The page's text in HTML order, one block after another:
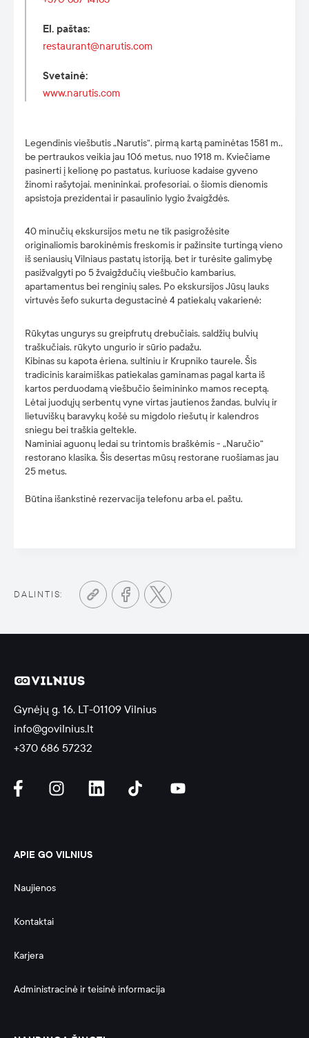
Legendinis viešbutis „Narutis“, pirmą kartą paminėtas 1581 m.,
be pertraukos veikia jau 106 metus, nuo 1918 m. Kviečiame
pasinerti į kelionę po pastatus, kuriuose kadaise gyveno
žinomi rašytojai, menininkai, profesoriai, o šiomis dienomis
apsistoja prezidentai ir pasaulinio lygio žvaigždės.
40 minučių ekskursijos metu ne tik pasigrožėsite
originaliomis barokinėmis freskomis ir pažinsite turtingą vieno
iš seniausių Vilniaus pastatų istoriją, bet ir turėsite galimybę
pasižvalgyti po 5 žvaigždučių viešbučio kambarius,
apartamentus bei renginių sales. Po ekskursijos Jūsų lauks
virtuvės šefo sukurta degustacinė 4 patiekalų vakarienė:
Rūkytas ungurys su greipfrutų drebučiais, saldžių bulvių
traškučiais, rūkyto ungurio ir sūrio padažu.
Kibinas su kapota ėriena, sultiniu ir Krupniko taurele. Šis
tradicinis karaimiškas patiekalas gaminamas pagal karta iš
kartos perduodamą viešbučio šeimininko mamos receptą.
Lėtai juodųjų serbentų vyne virtas jautienos žandas, bulvių ir
lietuviškų baravykų košė su migdolo riešutų ir kalendros
sniegu bei traškia geltekle.
Naminiai aguonų ledai su trintomis braškėmis - „Naručio“
restorano klasika. Šis desertas mūsų restorane ruošiamas jau
25 metus.
Būtina išankstinė rezervacija telefonu arba el. paštu.
El. paštas:
restaurant@narutis.com
Svetainė:
www.narutis.com
DALINTIS:
Gynėjų g. 16, LT-01109 Vilnius
info@govilnius.lt
+370 686 57232
APIE GO VILNIUS
Naujienos
Kontaktai
Karjera
Administracinė ir teisinė informacija